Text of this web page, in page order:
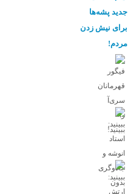
جدید پشه‌ها
برای نیش زدن
مردم!